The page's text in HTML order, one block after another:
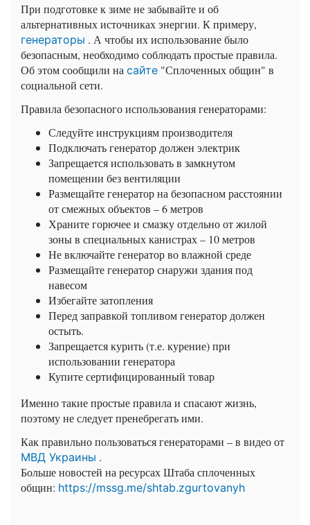
При подготовке к зиме не забывайте и об
альтернативных источниках энергии. К примеру,
генераторы . А чтобы их использование было
безопасным, необходимо соблюдать простые правила.
Об этом сообщили на сайте "Сплоченных общин" в
социальной сети.
Правила безопасного использования генераторами:
Следуйте инструкциям производителя
Подключать генератор должен электрик
Запрещается использовать в замкнутом
помещении без вентиляции
Размещайте генератор на безопасном расстоянии
от смежных объектов – 6 метров
Храните горючее и смазку отдельно от жилой
зоны в специальных канистрах – 10 метров
Не включайте генератор во влажной среде
Размещайте генератор снаружи здания под
навесом
Избегайте затопления
Перед заправкой топливом генератор должен
остыть.
Запрещается курить (т.е. курение) при
использовании генератора
Купите сертифицированный товар
Именно такие простые правила и спасают жизнь,
поэтому не следует пренебрегать ими.
Как правильно пользоваться генераторами – в видео от
МВД Украины .
Больше новостей на ресурсах Штаба сплоченных
общин: https://mssg.me/shtab.zgurtovanyh